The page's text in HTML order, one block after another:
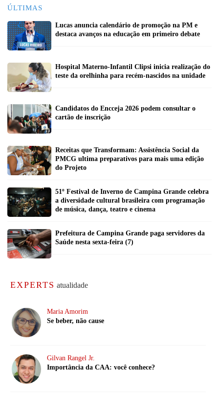
ÚLTIMAS
Lucas anuncia calendário de promoção na PM e
destaca avanços na educação em primeiro debate
Hospital Materno-Infantil Clipsi inicia realização do
teste da orelhinha para recém-nascidos na unidade
Candidatos do Encceja 2026 podem consultar o
cartão de inscrição
Receitas que Transformam: Assistência Social da
PMCG ultima preparativos para mais uma edição
do Projeto
51º Festival de Inverno de Campina Grande celebra
a diversidade cultural brasileira com programação
de música, dança, teatro e cinema
Prefeitura de Campina Grande paga servidores da
Saúde nesta sexta-feira (7)
EXPERTS atualidade
Maria Amorim
Se beber, não cause
Gilvan Rangel Jr.
Importância da CAA: você conhece?